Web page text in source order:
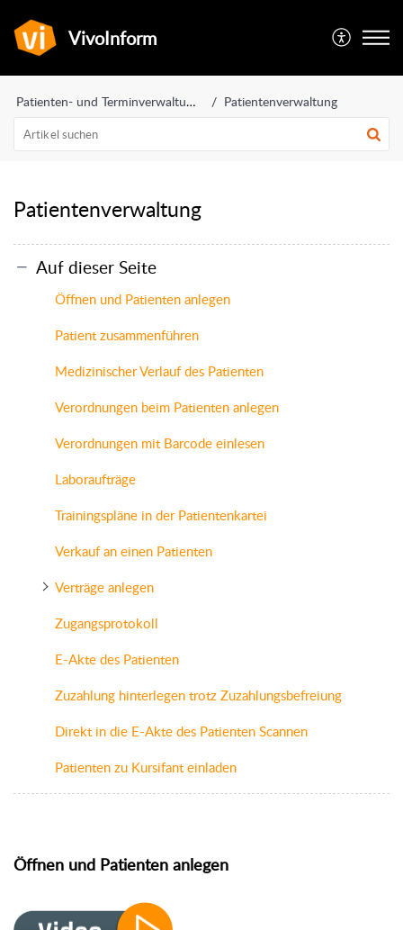
VivoInform
Patienten- und Terminverwaltung Patientenverwaltung
Patientenverwaltung
Auf dieser Seite
Öffnen und Patienten anlegen
Patient zusammenführen
Medizinischer Verlauf des Patienten
Verordnungen beim Patienten anlegen
Verordnungen mit Barcode einlesen
Laboraufträge
Trainingspläne in der Patientenkartei
Verkauf an einen Patienten
Verträge anlegen
Zugangsprotokoll
E-Akte des Patienten
Zuzahlung hinterlegen trotz Zuzahlungsbefreiung
Direkt in die E-Akte des Patienten Scannen
Patienten zu Kursifant einladen
Öffnen und Patienten anlegen